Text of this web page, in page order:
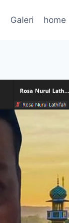
Galeri home